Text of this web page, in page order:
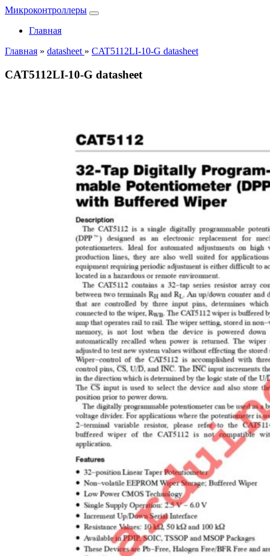
Микроконтроллеры
Главная
Главная » datasheet » CAT5112LI-10-G datasheet
CAT5112LI-10-G datasheet